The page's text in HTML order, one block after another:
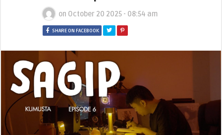
on October 20 2025 - 08:54 am
SHARE ON FACEBOOK